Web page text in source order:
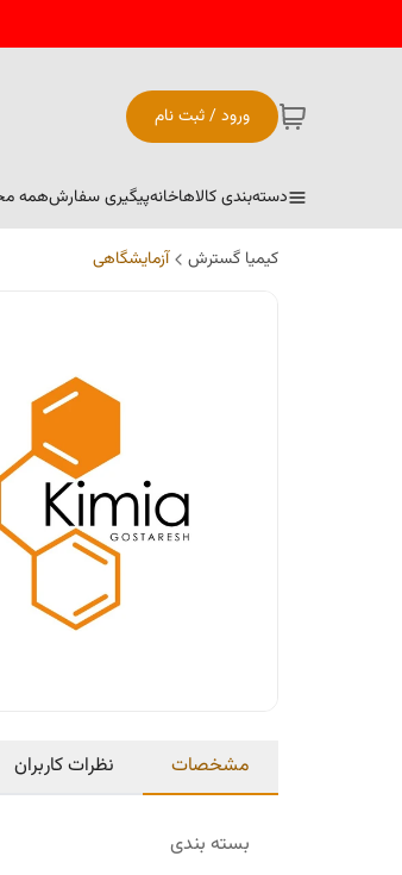
ورود / ثبت نام
دسته‌بندی کالاهاخانهپیگیری سفارشهمه
کیمیا گسترش آزمایشگاهی
مشخصات نظرات کاربران
بسته بندی